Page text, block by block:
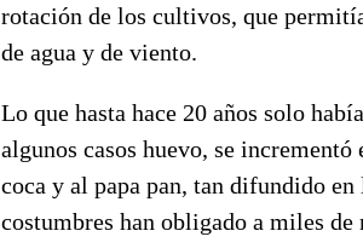
rotación de los cultivos, que
de agua y de viento.
Lo que hasta hace 20 años solo
algunos casos huevo, se
coca y al papa pan, tan difundido
costumbres han obligado a miles